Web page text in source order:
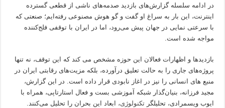
در ادامه سلسله گزارش‌های بازدید صدمه‌های ناشی از قطعی گسترده
اینترنت، این بار به سراغ او گفت و گو هوش مصنوعی رفته‌ایم؛ صنعتی که
با سرعتی نمایی در جهان پیش می‌رود، اما در ایران با توقفی فلج‌کننده
مواجه شده است.
بازدید‌ها و اظهارات فعالان این حوزه مشخص می کند که این توقف، نه تنها
پروژه‌های جاری را به حالت تعلیق درآورده، بلکه مزیت‌های رقابتی ایران در
منبع های انسانی را نیز در اغاز نابودی قرار داده است. در این گزارش،
مجید فرزانه، بنیان‌گذار شبکه آموزشی بست و فعال استارتاپی، همراه با
ایوب ویسمرادی، تحلیلگرتکنولوژی، ابعاد این بحران را تحلیل می‌کنند.